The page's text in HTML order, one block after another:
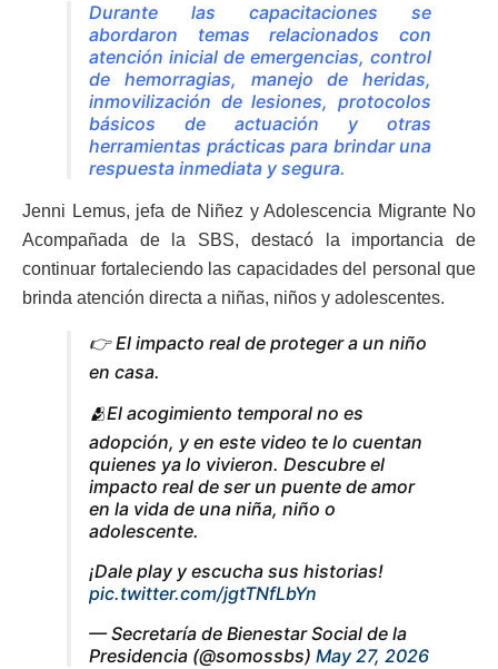
Durante las capacitaciones se
abordaron temas relacionados con
atención inicial de emergencias, control
de hemorragias, manejo de heridas,
inmovilización de lesiones, protocolos
básicos de actuación y otras
herramientas prácticas para brindar una
respuesta inmediata y segura.
Jenni Lemus, jefa de Niñez y Adolescencia Migrante No
Acompañada de la SBS, destacó la importancia de
continuar fortaleciendo las capacidades del personal que
brinda atención directa a niñas, niños y adolescentes.
👉 El impacto real de proteger a un niño
en casa.
🫂El acogimiento temporal no es
adopción, y en este video te lo cuentan
quienes ya lo vivieron. Descubre el
impacto real de ser un puente de amor
en la vida de una niña, niño o
adolescente.
¡Dale play y escucha sus historias!
pic.twitter.com/jgtTNfLbYn
— Secretaría de Bienestar Social de la
Presidencia (@somossbs) May 27, 2026